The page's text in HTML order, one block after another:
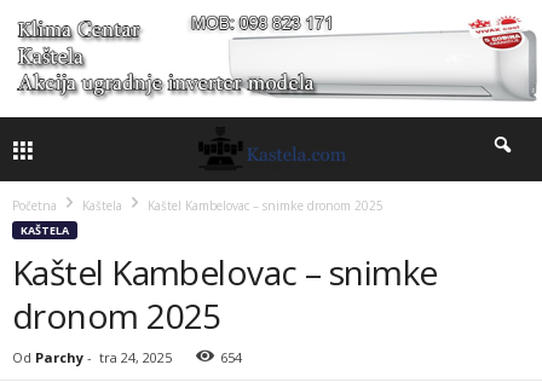
Početna Kaštela Kaštel Kambelovac – snimke dronom 2025
KAŠTELA
Kaštel Kambelovac – snimke
dronom 2025
Od Parchy - tra 24, 2025 654